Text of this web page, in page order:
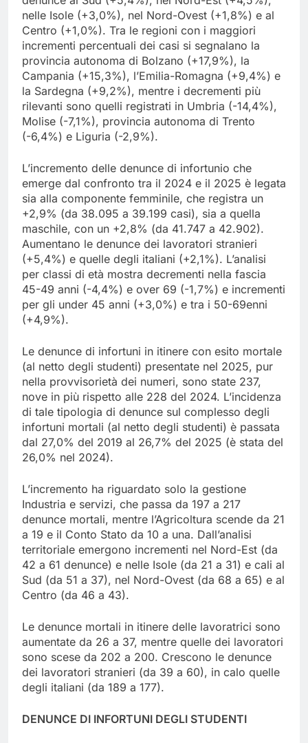
nelle Isole (+3,0%), nel Nord-Ovest (+1,8%) e al
Centro (+1,0%). Tra le regioni con i maggiori
incrementi percentuali dei casi si segnalano la
provincia autonoma di Bolzano (+17,9%), la
Campania (+15,3%), l’Emilia-Romagna (+9,4%) e
la Sardegna (+9,2%), mentre i decrementi più
rilevanti sono quelli registrati in Umbria (-14,4%),
Molise (-7,1%), provincia autonoma di Trento
(-6,4%) e Liguria (-2,9%).
L’incremento delle denunce di infortunio che
emerge dal confronto tra il 2024 e il 2025 è legata
sia alla componente femminile, che registra un
+2,9% (da 38.095 a 39.199 casi), sia a quella
maschile, con un +2,8% (da 41.747 a 42.902).
Aumentano le denunce dei lavoratori stranieri
(+5,4%) e quelle degli italiani (+2,1%). L’analisi
per classi di età mostra decrementi nella fascia
45-49 anni (-4,4%) e over 69 (-1,7%) e incrementi
per gli under 45 anni (+3,0%) e tra i 50-69enni
(+4,9%).
Le denunce di infortuni in itinere con esito mortale
(al netto degli studenti) presentate nel 2025, pur
nella provvisorietà dei numeri, sono state 237,
nove in più rispetto alle 228 del 2024. L’incidenza
di tale tipologia di denunce sul complesso degli
infortuni mortali (al netto degli studenti) è passata
dal 27,0% del 2019 al 26,7% del 2025 (è stata del
26,0% nel 2024).
L’incremento ha riguardato solo la gestione
Industria e servizi, che passa da 197 a 217
denunce mortali, mentre l’Agricoltura scende da 21
a 19 e il Conto Stato da 10 a una. Dall’analisi
territoriale emergono incrementi nel Nord-Est (da
42 a 61 denunce) e nelle Isole (da 21 a 31) e cali al
Sud (da 51 a 37), nel Nord-Ovest (da 68 a 65) e al
Centro (da 46 a 43).
Le denunce mortali in itinere delle lavoratrici sono
aumentate da 26 a 37, mentre quelle dei lavoratori
sono scese da 202 a 200. Crescono le denunce
dei lavoratori stranieri (da 39 a 60), in calo quelle
degli italiani (da 189 a 177).
DENUNCE DI INFORTUNI DEGLI STUDENTI